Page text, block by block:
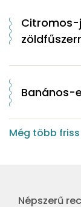
Citromos-
Banános-
Még több
Népszerű